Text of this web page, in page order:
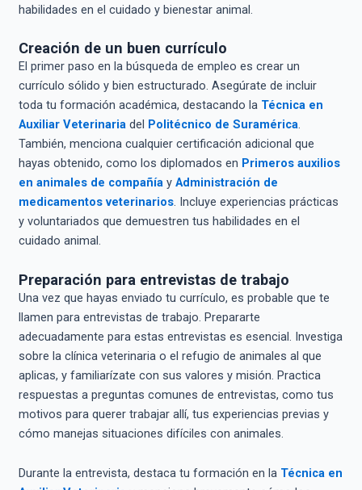
habilidades en el cuidado y bienestar animal.
Creación de un buen currículo
El primer paso en la búsqueda de empleo es crear un
currículo sólido y bien estructurado. Asegúrate de incluir
toda tu formación académica, destacando la Técnica en
Auxiliar Veterinariadel Politécnico de Suramérica.
También, menciona cualquier certificación adicional que
hayas obtenido, como los diplomados en Primeros auxilios
en animales de compañíay Administración de
medicamentos veterinarios. Incluye experiencias prácticas
y voluntariados que demuestren tus habilidades en el
cuidado animal.
Preparación para entrevistas de trabajo
Una vez que hayas enviado tu currículo, es probable que te
llamen para entrevistas de trabajo. Prepararte
adecuadamente para estas entrevistas es esencial. Investiga
sobre la clínica veterinaria o el refugio de animales al que
aplicas, y familiarízate con sus valores y misión. Practica
respuestas a preguntas comunes de entrevistas, como tus
motivos para querer trabajar allí, tus experiencias previas y
cómo manejas situaciones difíciles con animales.
Durante la entrevista, destaca tu formación en la Técnica en